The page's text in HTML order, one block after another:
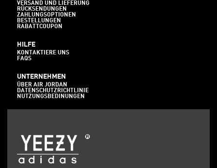
VERSAND UND LIEFERUNG
RÜCKSENDUNGEN
ZAHLUNGSOPTIONEN
BESTELLUNGEN
RABATTCOUPON
HILFE
KONTAKTIERE UNS
FAQS
UNTERNEHMEN
ÜBER AIR JORDAN
DATENSCHUTZRICHTLINIE
NUTZUNGSBEDINUNGEN